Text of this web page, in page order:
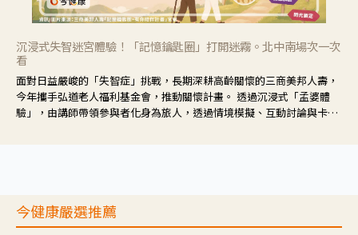
沉浸式失智迷宮體驗！「記憶鑰匙圈」打開迷霧。北中南場次一次
看
面對日益嚴峻的「失智症」挑戰，長期深耕高齡關懷的三商美邦人壽，
今年攜手弘道老人福利基金會，推動關懷計畫。 透過沉浸式「孟婆體
驗」，由講師帶領參與者化身為旅人，透過情境模擬、互動討論與卡牌
今健康嚴選推薦